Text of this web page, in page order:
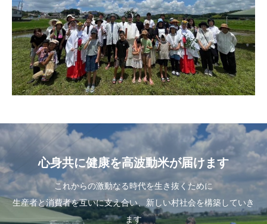
心身共に健康を高波動米が届けます
これからの激動なる時代を生き抜くために
生産者と消費者を互いに支え合い、新しい村社会を構築していき
ます